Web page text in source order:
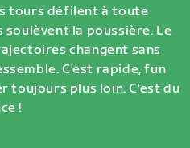
tours défilent à toute
soulèvent la poussière. Le
changent sans
C'est rapide, fun
toujours plus loin. C'est du
!